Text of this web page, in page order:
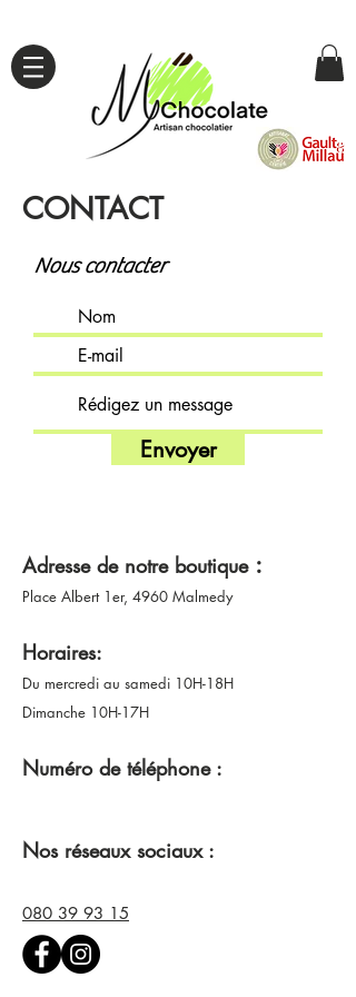
CONTACT
Nous contacter
Envoyer
Adresse de notre boutique:
Place Albert 1er, 4960 Malmedy
Horaires:
Du mercredi au samedi 10H-18H
Dimanche 10H-17H
Numéro de téléphone :
Nos réseaux sociaux :
080 39 93 15